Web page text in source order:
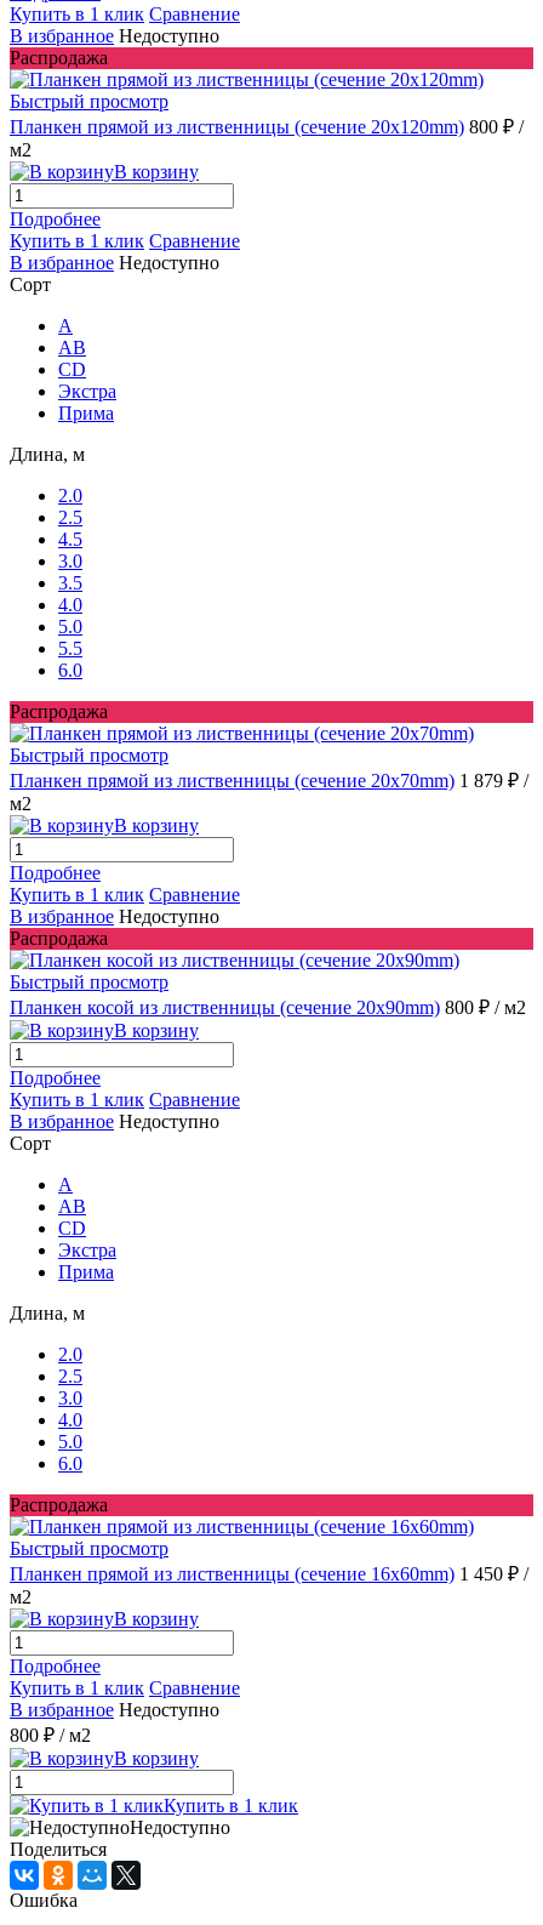
Купить в 1 клик Сравнение
В избранное Недоступно
Распродажа
Быстрый просмотр
Планкен прямой из лиственницы (сечение 20х120mm) 800 ₽ /
м2
В корзину
Подробнее
Купить в 1 клик Сравнение
В избранное Недоступно
Сорт
A
AB
CD
Экстра
Прима
Длина, м
2.0
2.5
4.5
3.0
3.5
4.0
5.0
5.5
6.0
Распродажа
Быстрый просмотр
Планкен прямой из лиственницы (сечение 20х70mm) 1 879 ₽ /
м2
В корзину
Подробнее
Купить в 1 клик Сравнение
В избранное Недоступно
Распродажа
Быстрый просмотр
Планкен косой из лиственницы (сечение 20x90mm) 800 ₽ / м2
В корзину
Подробнее
Купить в 1 клик Сравнение
В избранное Недоступно
Сорт
A
AB
CD
Экстра
Прима
Длина, м
2.0
2.5
3.0
4.0
5.0
6.0
Распродажа
Быстрый просмотр
Планкен прямой из лиственницы (сечение 16х60mm) 1 450 ₽ /
м2
В корзину
Подробнее
Купить в 1 клик Сравнение
В избранное Недоступно
800 ₽ / м2
В корзину
Купить в 1 клик
Недоступно
Поделиться
Ошибка